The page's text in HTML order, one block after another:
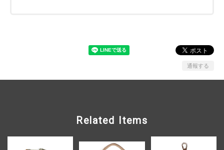
通報する
Related Items